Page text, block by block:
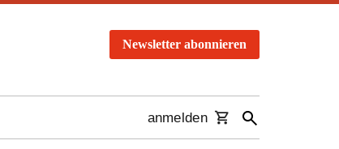
Newsletter abonnieren
anmelden